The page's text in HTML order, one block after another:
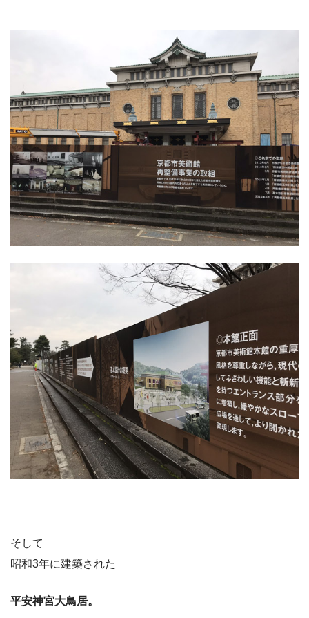
そして
昭和3年に建築された
平安神宮大鳥居。